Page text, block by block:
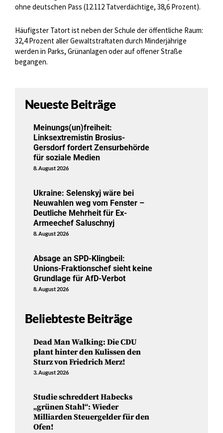
ohne deutschen Pass (12.112 Tatverdächtige, 38,6 Prozent).
Häufigster Tatort ist neben der Schule der öffentliche Raum:
32,4 Prozent aller Gewaltstraftaten durch Minderjährige
werden in Parks, Grünanlagen oder auf offener Straße
begangen.
Neueste Beiträge
Meinungs(un)freiheit:
Linksextremistin Brosius-
Gersdorf fordert Zensurbehörde
für soziale Medien
8. August 2026
Ukraine: Selenskyj wäre bei
Neuwahlen weg vom Fenster –
Deutliche Mehrheit für Ex-
Armeechef Saluschnyj
8. August 2026
Absage an SPD-Klingbeil:
Unions-Fraktionschef sieht keine
Grundlage für AfD-Verbot
8. August 2026
Beliebteste Beiträge
Dead Man Walking: Die CDU
plant hinter den Kulissen den
Sturz von Friedrich Merz!
3. August 2026
Studie schreddert Habecks
„grünen Stahl“: Wieder
Milliarden Steuergelder für den
Ofen!